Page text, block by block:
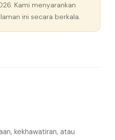
Kami menyarankan
ini secara berkala.
kekhawatiran, atau